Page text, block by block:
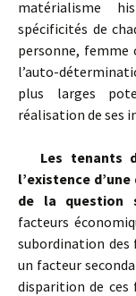
matérialisme
spécificités de
personne, femme
l’auto-
plus larges
réalisation de ses
Les tenants
l’existence
de la question
facteurs
subordination
un facteur
disparition de ces